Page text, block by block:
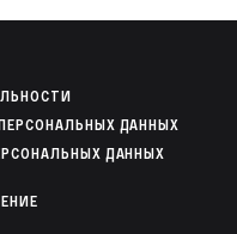
ДАННЫХ
ДАННЫХ